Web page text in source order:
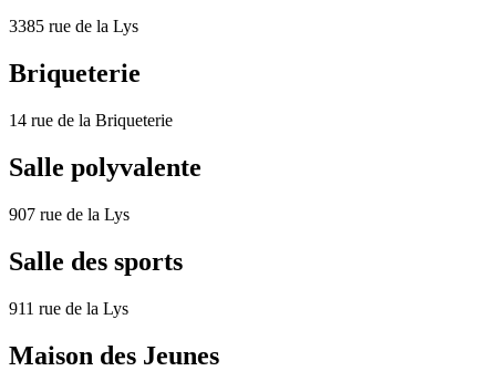
3385 rue de la Lys
Briqueterie
14 rue de la Briqueterie
Salle polyvalente
907 rue de la Lys
Salle des sports
911 rue de la Lys
Maison des Jeunes